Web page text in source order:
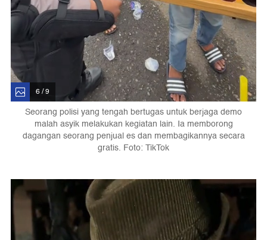
6 / 9
Seorang polisi yang tengah bertugas untuk berjaga demo
malah asyik melakukan kegiatan lain. Ia memborong
dagangan seorang penjual es dan membagikannya secara
gratis. Foto: TikTok